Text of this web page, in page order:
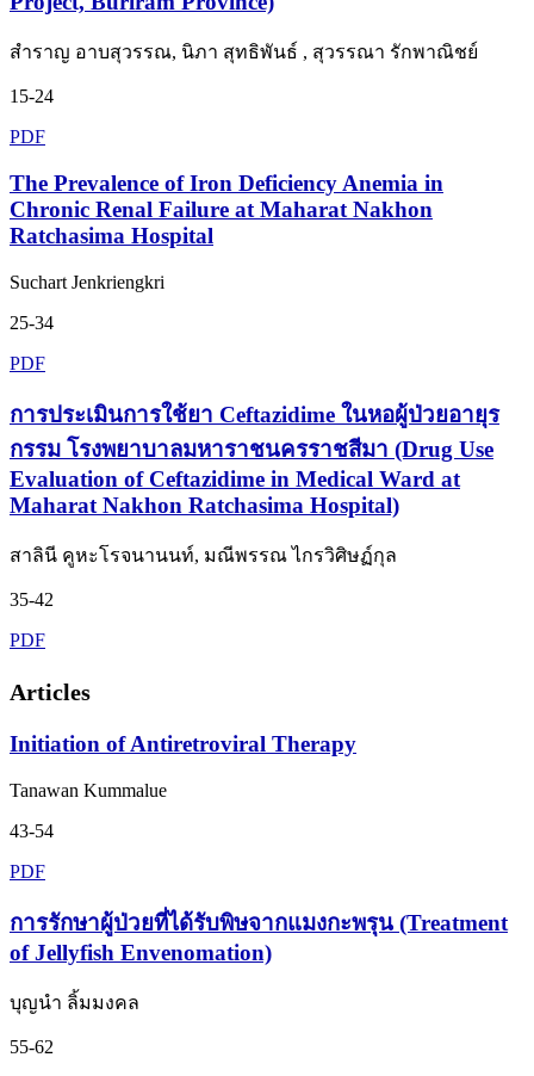
สำราญ อาบสุวรรณ, นิภา สุทธิพันธ์ , สุวรรณา รักพาณิชย์
15-24
PDF
The Prevalence of Iron Deficiency Anemia in
Chronic Renal Failure at Maharat Nakhon
Ratchasima Hospital
Suchart Jenkriengkri
25-34
PDF
การประเมินการใช้ยา Ceftazidime ในหอผู้ป่วยอายุร
กรรม โรงพยาบาลมหาราชนครราชสีมา (Drug Use
Evaluation of Ceftazidime in Medical Ward at
Maharat Nakhon Ratchasima Hospital)
สาลินี คูหะโรจนานนท์, มณีพรรณ ไกรวิศิษฏ์กุล
35-42
PDF
Articles
Initiation of Antiretroviral Therapy
Tanawan Kummalue
43-54
PDF
การรักษาผู้ป่วยที่ได้รับพิษจากแมงกะพรุน (Treatment
of Jellyfish Envenomation)
บุญนำ ลิ้มมงคล
55-62